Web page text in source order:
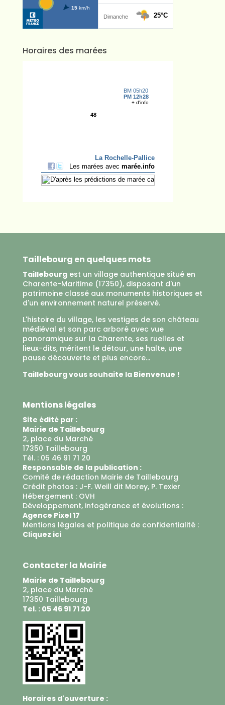
Horaires des marées
Taillebourg en quelques mots
Taillebourgest un village authentique situé en
Charente-Maritime (17350), disposant d'un
patrimoine classé aux monuments historiques et
d'un environnement naturel préservé.
L'histoire du village, les vestiges de son château
médiéval et son parc arboré avec vue
panoramique sur la Charente, ses ruelles et
lieux-dits, méritent le détour, une halte, une
pause découverte et plus encore...
Taillebourg vous souhaite la Bienvenue !
Mentions légales
Site édité par :
Mairie de Taillebourg
2, place du Marché
17350 Taillebourg
Tél. : 05 46 91 71 20
Responsable de la publication :
Comité de rédaction Mairie de Taillebourg
Crédit photos : J-F. Weill dit Morey, P. Texier
Hébergement : OVH
Développement, infogérance et évolutions :
Agence Pixel 17
Mentions légales et politique de confidentialité :
Cliquez ici
Contacter la Mairie
Mairie de Taillebourg
2, place du Marché
17350 Taillebourg
Tel. : 05 46 91 71 20
Horaires d'ouverture :